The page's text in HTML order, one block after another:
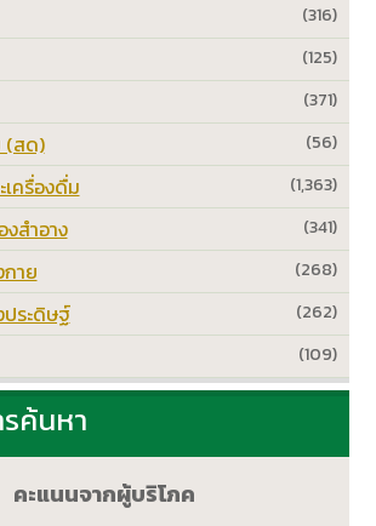
(316)
(125)
(371)
(56)
(สด)
(1,363)
เครื่องดื่ม
(341)
งสำอาง
(268)
กาย
(262)
ระดิษฐ์
(109)
รค้นหา
คะแนนจากผู้บริโภค